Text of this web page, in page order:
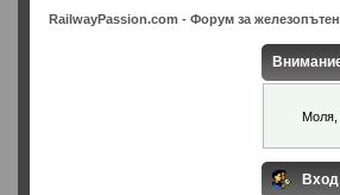
RailwayPassion.com - Форум за
Моля,
Вход